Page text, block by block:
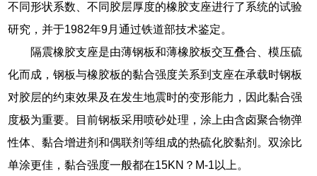
不同形状系数、不同胶层厚度的橡胶支座进行了系统的试验
研究，并于1982年9月通过铁道部技术鉴定。
隔震橡胶支座是由薄钢板和薄橡胶板交互叠合、模压硫
化而成，钢板与橡胶板的黏合强度关系到支座在承载时钢板
对胶层的约束效果及在发生地震时的变形能力，因此黏合强
度极为重要。目前钢板采用喷砂处理，涂上由含卤聚合物弹
性体、黏合增进剂和偶联剂等组成的热硫化胶黏剂。双涂比
单涂更佳，黏合强度一般都在15KN？M-1以上。